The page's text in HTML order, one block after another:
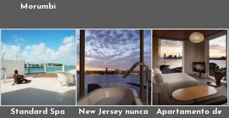
Morumbi
Standard Spa
New Jersey nunca
Apartamento de